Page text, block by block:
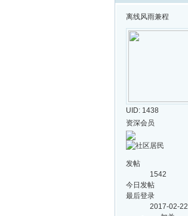
离线风雨兼程
UID: 1438
资深会员
发帖
1542
今日发帖
最后登录
2017-02-22